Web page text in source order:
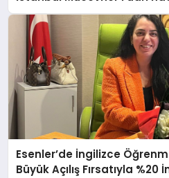
Esenler’de İngilizce
Büyük Açılış Fırsatıyla %20